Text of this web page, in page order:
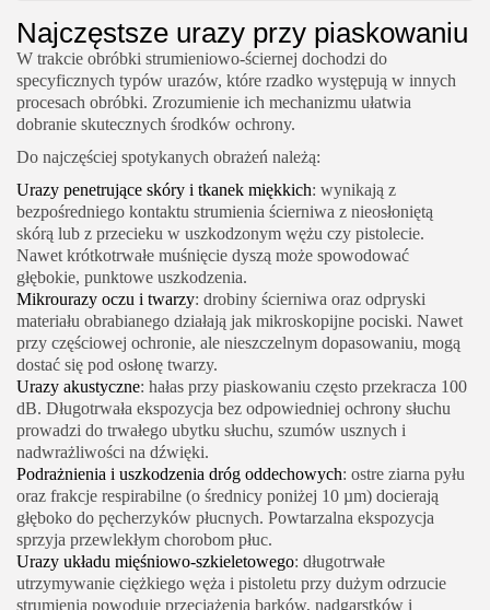
Najczęstsze urazy przy piaskowaniu
W trakcie obróbki strumieniowo‑ściernej dochodzi do
specyficznych typów urazów, które rzadko występują w innych
procesach obróbki. Zrozumienie ich mechanizmu ułatwia
dobranie skutecznych środków ochrony.
Do najczęściej spotykanych obrażeń należą:
Urazy penetrujące skóry i tkanek miękkich: wynikają z
bezpośredniego kontaktu strumienia ścierniwa z nieosłoniętą
skórą lub z przecieku w uszkodzonym wężu czy pistolecie.
Nawet krótkotrwałe muśnięcie dyszą może spowodować
głębokie, punktowe uszkodzenia.
Mikrourazy oczu i twarzy: drobiny ścierniwa oraz odpryski
materiału obrabianego działają jak mikroskopijne pociski. Nawet
przy częściowej ochronie, ale nieszczelnym dopasowaniu, mogą
dostać się pod osłonę twarzy.
Urazy akustyczne: hałas przy piaskowaniu często przekracza 100
dB. Długotrwała ekspozycja bez odpowiedniej ochrony słuchu
prowadzi do trwałego ubytku słuchu, szumów usznych i
nadwrażliwości na dźwięki.
Podrażnienia i uszkodzenia dróg oddechowych: ostre ziarna pyłu
oraz frakcje respirabilne (o średnicy poniżej 10 µm) docierają
głęboko do pęcherzyków płucnych. Powtarzalna ekspozycja
sprzyja przewlekłym chorobom płuc.
Urazy układu mięśniowo‑szkieletowego: długotrwałe
utrzymywanie ciężkiego węża i pistoletu przy dużym odrzucie
strumienia powoduje przeciążenia barków, nadgarstków i